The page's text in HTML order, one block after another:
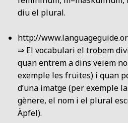
diu el plural.
http://
⇒ El vocabulari el trobem
quan entrem a dins veiem
exemple les fruites) i quan
d’una imatge (per exemple
gènere, el nom i el plural
Äpfel).